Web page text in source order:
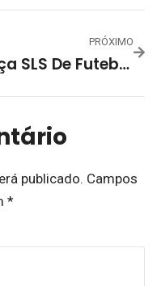
PRÓXIMO
Taça SLS De Futebol De Campo 2025: Chuva Atrapalha O Final Da Última Rodada
publicado. Campos
*